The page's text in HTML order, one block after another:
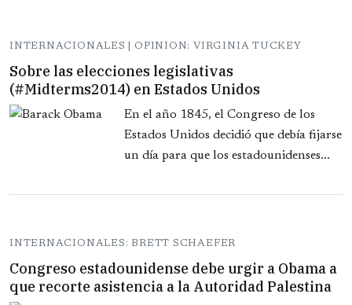
INTERNACIONALES | OPINION: VIRGINIA TUCKEY
Sobre las elecciones legislativas
(#Midterms2014) en Estados Unidos
En el año 1845, el Congreso de los
Estados Unidos decidió que debía fijarse
un día para que los estadounidenses...
INTERNACIONALES: BRETT SCHAEFER
Congreso estadounidense debe urgir a Obama a
que recorte asistencia a la Autoridad Palestina